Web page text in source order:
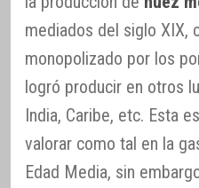
mediados del siglo XIX,
monopolizado por los
logró producir en otros
India, Caribe, etc. Esta
valorar como tal en la
Edad Media, sin